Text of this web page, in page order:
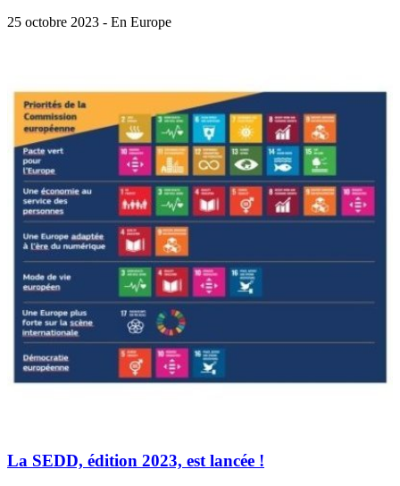
25 octobre 2023 - En Europe
La SEDD, édition 2023, est lancée !